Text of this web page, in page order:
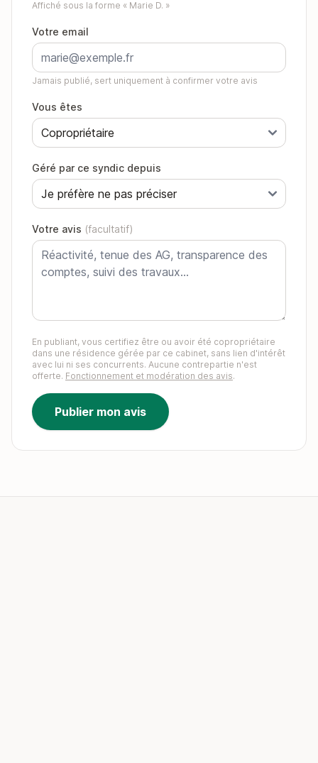
Affiché sous la forme « Marie D. »
Votre email
Jamais publié, sert uniquement à confirmer votre avis
Vous êtes
Géré par ce syndic depuis
Votre avis (facultatif)
En publiant, vous certifiez être ou avoir été copropriétaire
dans une résidence gérée par ce cabinet, sans lien d'intérêt
avec lui ni ses concurrents. Aucune contrepartie n'est
offerte. Fonctionnement et modération des avis.
Publier mon avis